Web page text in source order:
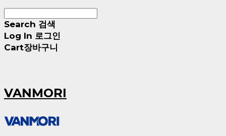
Search 검색
Log In 로그인
Cart장바구니
VANMORI